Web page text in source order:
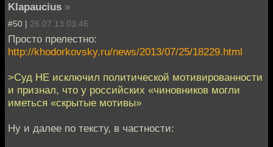
Klapaucius »
#50 | 26.07.13 03:46
Просто прелестно:
http://khodorkovsky.ru/news/2013/07/25/18229.html
>Суд НЕ исключил политической мотивированности
и признал, что у российских «чиновников могли
иметься «скрытые мотивы»
Ну и далее по тексту, в частности: